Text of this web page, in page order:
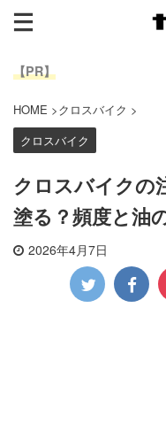
【PR】
HOME >クロスバイク >
クロスバイク
クロスバイクの
塗る？頻度と油
2026年4月7日